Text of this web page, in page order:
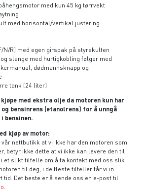
med kun 45 kg tørrvekt
med horisontal/vertikal justering
N/R) med egen girspak på styrekulten
slange med hurtigkobling følger med
dødmannsknapp og
tank (24 liter)
med ekstra olje da motoren kun har
bensinrens (etanolrens) for å unngå
bensinen.
kjøp av motor:
nettbutikk at vi ikke har den motoren som
betyr ikke dette at vi ikke kan levere den til
i et slikt tilfelle om å ta kontakt med oss slik
til deg, i de fleste tilfeller får vi in
tid. Det beste er å sende oss en e-post til